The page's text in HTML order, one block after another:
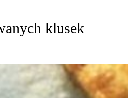
klusek